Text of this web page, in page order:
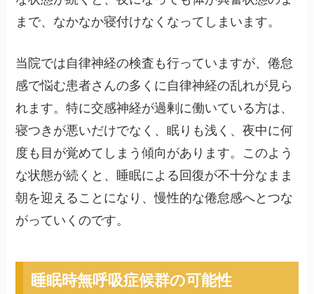
まで、なかなか寝付けなくなってしまいます。
当院では自律神経の検査も行っていますが、倦怠
感で悩む患者さんの多くに自律神経の乱れが見ら
れます。特に交感神経が過剰に働いている方は、
寝つきが悪いだけでなく、眠りも浅く、夜中に何
度も目が覚めてしまう傾向があります。このよう
な状態が続くと、睡眠による回復が不十分なまま
朝を迎えることになり、慢性的な倦怠感へとつな
がっていくのです。
睡眠時無呼吸症候群の可能性